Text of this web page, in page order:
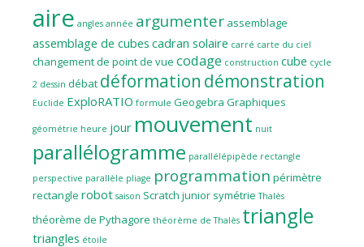
aire angles année argumenter assemblage
assemblage de cubes cadran solaire carré carte du ciel
changement de point de vue codage construction cube cycle
2 dessin débat déformation démonstration
Euclide ExploRATIO formule Geogebra Graphiques
géométrie heure jour mouvement nuit
parallélogramme parallélépipède rectangle
perspective parallèle pliage programmation périmètre
rectangle robot saison Scratch junior symétrie Thalès
théorème de Pythagore théorème de Thalès triangle
triangles étoile